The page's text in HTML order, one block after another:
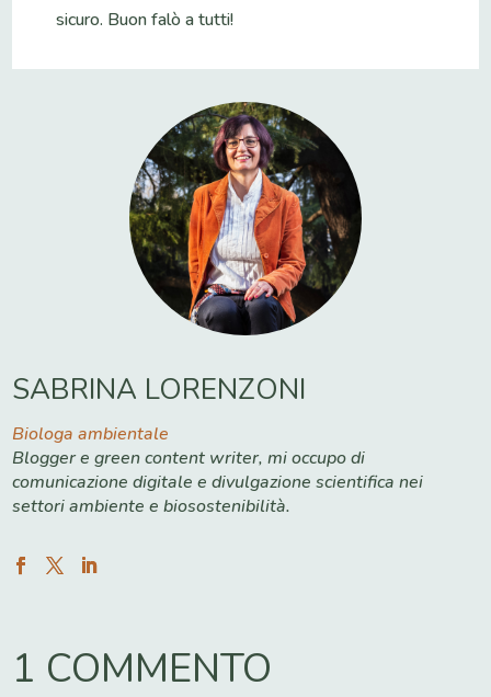
sicuro. Buon falò a tutti!
SABRINA LORENZONI
Biologa ambientale
Blogger e green content writer, mi occupo di
comunicazione digitale e divulgazione scientifica nei
settori ambiente e biosostenibilità.
1 COMMENTO